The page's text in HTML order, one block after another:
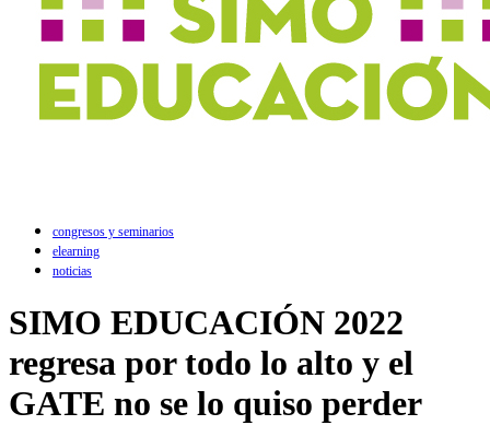
congresos y seminarios
elearning
noticias
SIMO EDUCACIÓN 2022
regresa por todo lo alto y el
GATE no se lo quiso perder